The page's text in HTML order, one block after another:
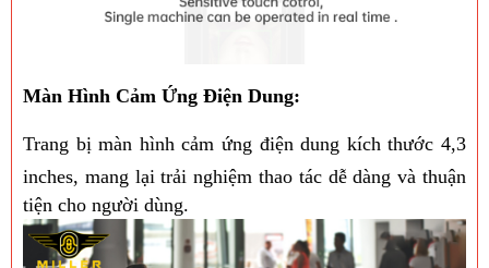
Màn Hình Cảm Ứng Điện Dung:
Trang bị màn hình cảm ứng điện dung kích thước 4,3
inches, mang lại trải nghiệm thao tác dễ dàng và thuận
tiện cho người dùng.